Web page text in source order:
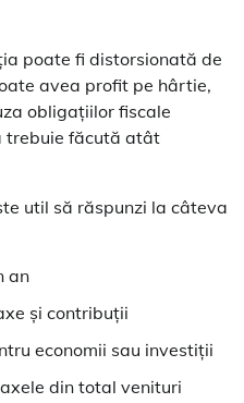
poate fi distorsionată de
avea profit pe hârtie,
obligațiilor fiscale
trebuie făcută atât
util să răspunzi la câteva
an
și contribuții
economii sau investiții
din total venituri